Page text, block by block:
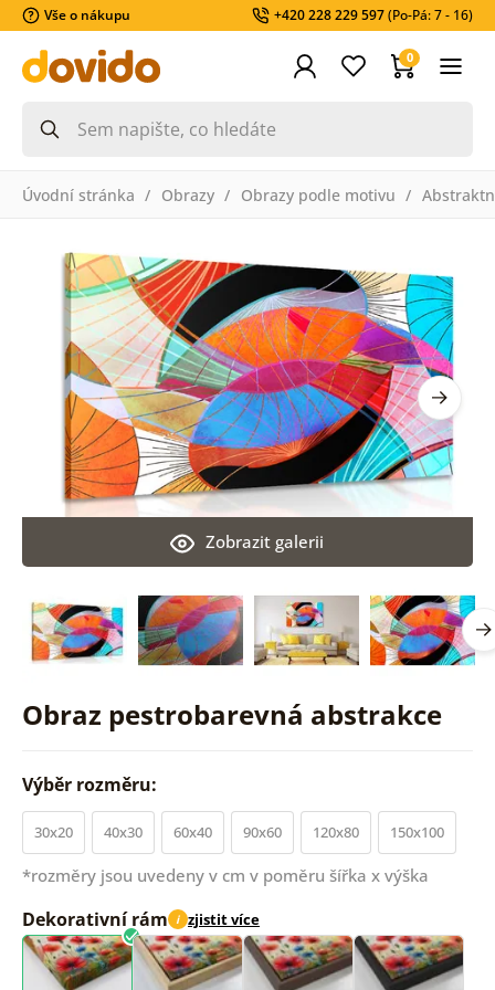
Vše o nákupu +420 228 229 597(Po-Pá: 7 - 16)
0
Úvodní stránka Obrazy Obrazy podle motivu
Obraz pestrobarevná abstrakce
Zobrazit galerii
Výběr rozměru:
30x20 40x30 60x40 90x60 120x80 150x100
*rozměry jsou uvedeny v cm v poměru šířka x výška
Dekorativní rám i zjistit více